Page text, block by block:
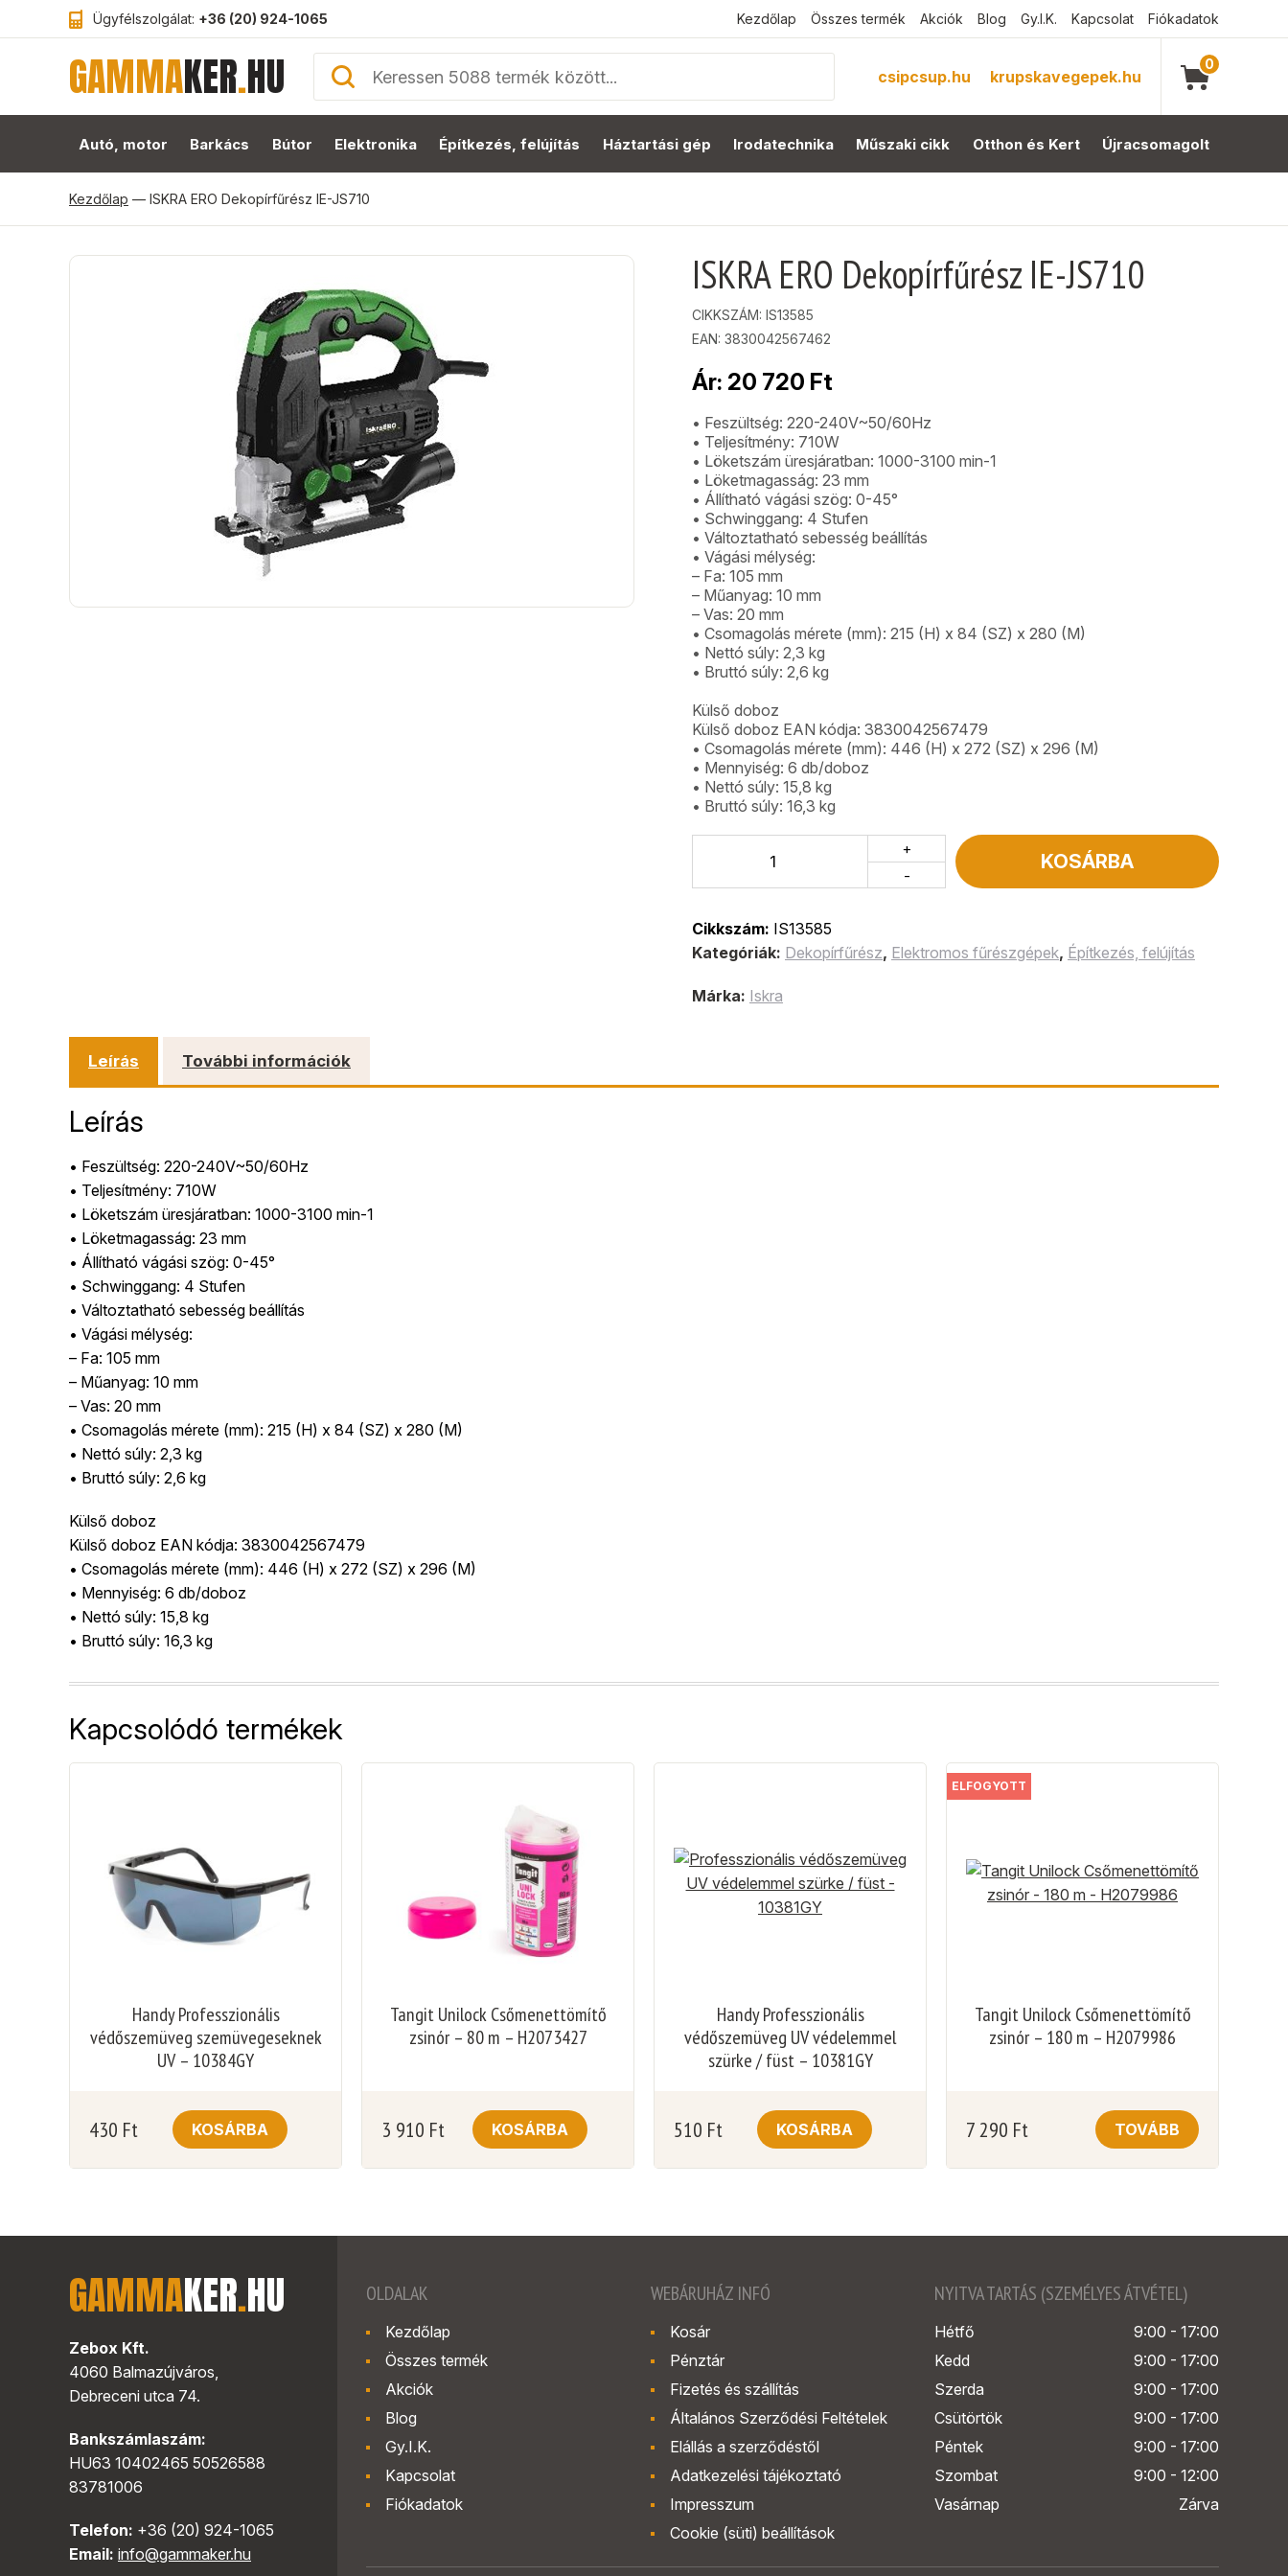
Ügyfélszolgálat: +36 (20) 924-1065 Kezdőlap Összes termék Akciók Blog Gy.I.K. Kapcsolat Fiókadatok
GAMMAKER.HU csipcsup.hu krupskavegepek.hu
0
Autó, motor Barkács Bútor Elektronika Építkezés, felújítás Háztartási gép Irodatechnika Műszaki cikk Otthon és Kert Újracsomagolt
Kezdőlap — ISKRA ERO Dekopírfűrész IE-JS710
ISKRA ERO Dekopírfűrész IE-JS710
CIKKSZÁM: IS13585
EAN: 3830042567462
Ár: 20 720 Ft
• Feszültség: 220-240V~50/60Hz
• Teljesítmény: 710W
• Löketszám üresjáratban: 1000-3100 min-1
• Löketmagasság: 23 mm
• Állítható vágási szög: 0-45°
• Schwinggang: 4 Stufen
• Változtatható sebesség beállítás
• Vágási mélység:
– Fa: 105 mm
– Műanyag: 10 mm
– Vas: 20 mm
• Csomagolás mérete (mm): 215 (H) x 84 (SZ) x 280 (M)
• Nettó súly: 2,3 kg
• Bruttó súly: 2,6 kg
Külső doboz
Külső doboz EAN kódja: 3830042567479
• Csomagolás mérete (mm): 446 (H) x 272 (SZ) x 296 (M)
• Mennyiség: 6 db/doboz
• Nettó súly: 15,8 kg
• Bruttó súly: 16,3 kg
-
+
KOSÁRBA
Cikkszám: IS13585
Kategóriák: Dekopírfűrész, Elektromos fűrészgépek, Építkezés, felújítás
Márka: Iskra
Leírás További információk
Leírás
• Feszültség: 220-240V~50/60Hz
• Teljesítmény: 710W
• Löketszám üresjáratban: 1000-3100 min-1
• Löketmagasság: 23 mm
• Állítható vágási szög: 0-45°
• Schwinggang: 4 Stufen
• Változtatható sebesség beállítás
• Vágási mélység:
– Fa: 105 mm
– Műanyag: 10 mm
– Vas: 20 mm
• Csomagolás mérete (mm): 215 (H) x 84 (SZ) x 280 (M)
• Nettó súly: 2,3 kg
• Bruttó súly: 2,6 kg
Külső doboz
Külső doboz EAN kódja: 3830042567479
• Csomagolás mérete (mm): 446 (H) x 272 (SZ) x 296 (M)
• Mennyiség: 6 db/doboz
• Nettó súly: 15,8 kg
• Bruttó súly: 16,3 kg
Kapcsolódó termékek
Handy Professzionális
védőszemüveg szemüvegeseknek
UV – 10384GY
430 Ft KOSÁRBA
Tangit Unilock Csőmenettömítő
zsinór – 80 m – H2073427
3 910 Ft KOSÁRBA
Handy Professzionális
védőszemüveg UV védelemmel
szürke / füst – 10381GY
510 Ft KOSÁRBA
ELFOGYOTT
Tangit Unilock Csőmenettömítő
zsinór – 180 m – H2079986
7 290 Ft TOVÁBB
GAMMAKER.HU
Zebox Kft.
4060 Balmazújváros,
Debreceni utca 74.
Bankszámlaszám:
HU63 10402465 50526588
83781006
Telefon: +36 (20) 924-1065
Email: info@gammaker.hu
OLDALAK
Kezdőlap
Összes termék
Akciók
Blog
Gy.I.K.
Kapcsolat
Fiókadatok
WEBÁRUHÁZ INFÓ
Kosár
Pénztár
Fizetés és szállítás
Általános Szerződési Feltételek
Elállás a szerződéstől
Adatkezelési tájékoztató
Impresszum
Cookie (süti) beállítások
NYITVA TARTÁS (SZEMÉLYES ÁTVÉTEL)
Hétfő
9:00 - 17:00
Kedd
9:00 - 17:00
Szerda
9:00 - 17:00
Csütörtök
9:00 - 17:00
Péntek
9:00 - 17:00
Szombat
9:00 - 12:00
Vasárnap
Zárva